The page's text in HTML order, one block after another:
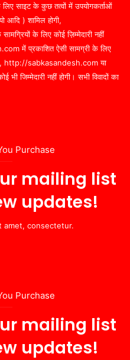
साइट के कुछ तत्वों में उपयोगकर्ताओं
आदि ) शामिल होगी,
के लिए कोई ज़िम्मेदारी नहीं
में प्रकाशित ऐसी सामग्री के लिए
http://sabkasandesh.com या
जिम्मेदारी नहीं होगी। सभी विवादों का
Purchase
mailing list
updates!
amet, consectetur.
Purchase
mailing list
updates!